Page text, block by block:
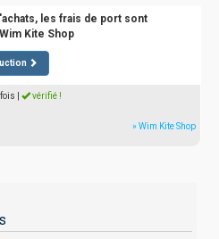
les frais de port sont
Kite Shop
vérifié !
» Wim Kite Shop